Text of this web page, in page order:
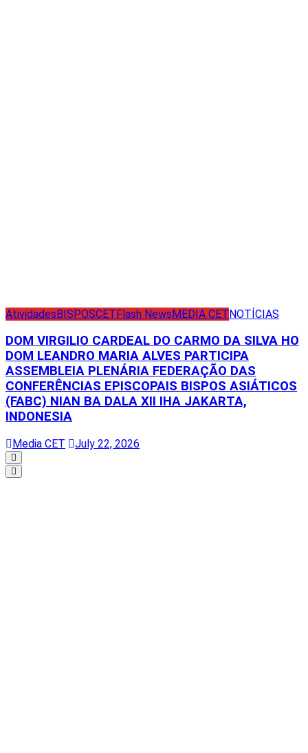
AtividadesBISPOSCETFlash NewsMEDIA CETNOTÍCIAS
DOM VIRGILIO CARDEAL DO CARMO DA SILVA HO
DOM LEANDRO MARIA ALVES PARTICIPA
ASSEMBLEIA PLENÁRIA FEDERAÇÃO DAS
CONFERÊNCIAS EPISCOPAIS BISPOS ASIÁTICOS
(FABC) NIAN BA DALA XII IHA JAKARTA,
INDONESIA
Media CET July 22, 2026